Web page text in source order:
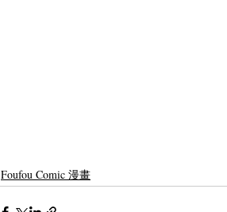
Foufou Comic 漫畫